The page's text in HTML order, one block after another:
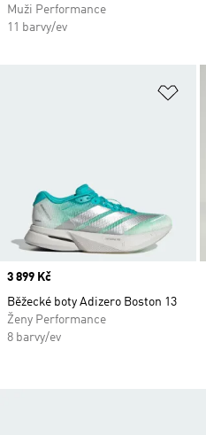
Muži Performance
11 barvy/ev
Price
3 899 Kč
Běžecké boty Adizero Boston 13
Ženy Performance
8 barvy/ev